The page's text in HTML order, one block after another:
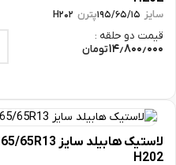
195/65/پترن H202
حلقه :
تومان